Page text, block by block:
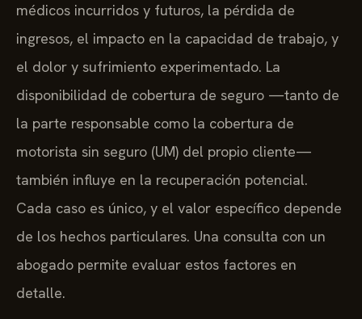
médicos incurridos y futuros, la pérdida de
ingresos, el impacto en la capacidad de trabajo, y
el dolor y sufrimiento experimentado. La
disponibilidad de cobertura de seguro —tanto de
la parte responsable como la cobertura de
motorista sin seguro (UM) del propio cliente—
también influye en la recuperación potencial.
Cada caso es único, y el valor específico depende
de los hechos particulares. Una consulta con un
abogado permite evaluar estos factores en
detalle.